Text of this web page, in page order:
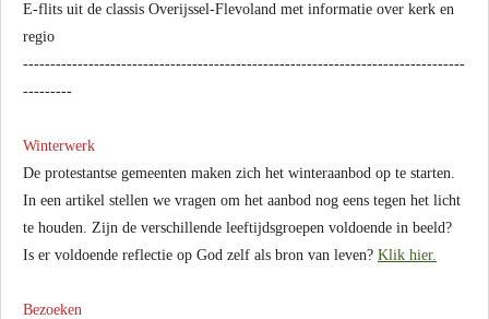
E-flits uit de classis Overijssel-Flevoland met informatie over kerk en
regio
---------------------------------------------------------------------------------
---------
Winterwerk
De protestantse gemeenten maken zich het winteraanbod op te starten.
In een artikel stellen we vragen om het aanbod nog eens tegen het licht
te houden. Zijn de verschillende leeftijdsgroepen voldoende in beeld?
Is er voldoende reflectie op God zelf als bron van leven? Klik hier.
Bezoeken